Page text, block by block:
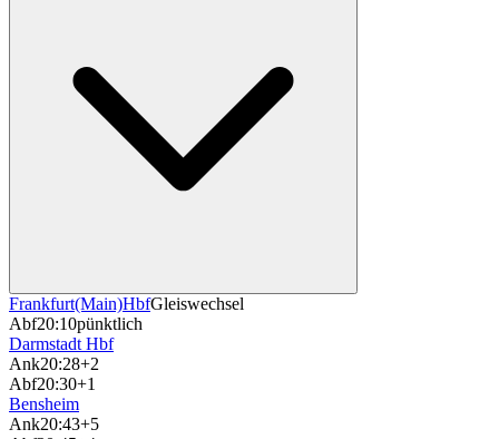
Frankfurt(Main)HbfGleiswechsel
Abf20:10pünktlich
Darmstadt Hbf
Ank20:28+2
Abf20:30+1
Bensheim
Ank20:43+5